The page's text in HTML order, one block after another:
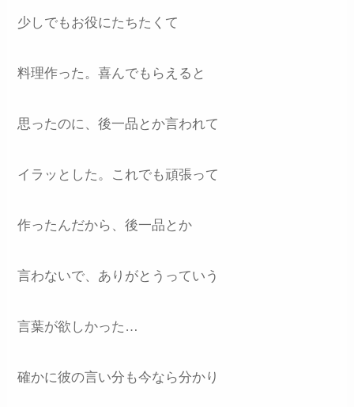
少しでもお役にたちたくて
料理作った。喜んでもらえると
思ったのに、後一品とか言われて
イラッとした。これでも頑張って
作ったんだから、後一品とか
言わないで、ありがとうっていう
言葉が欲しかった…
確かに彼の言い分も今なら分かり